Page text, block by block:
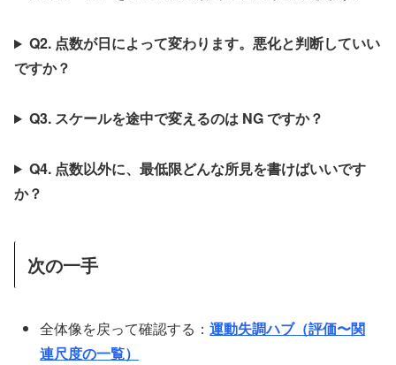
Q2. 点数が日によって変わります。悪化と判断していい
ですか？
Q3. スケールを途中で変えるのは NG ですか？
Q4. 点数以外に、最低限どんな所見を書けばいいです
か？
次の一手
全体像を戻って確認する：運動失調ハブ（評価〜関
連尺度の一覧）